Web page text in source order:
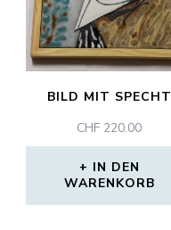
BILD MIT SPECHT
CHF 220.00
IN DEN
WARENKORB